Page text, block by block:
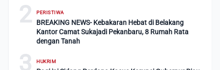
2 PERISTIWA
BREAKING NEWS- Kebakaran Hebat di Belakang
Kantor Camat Sukajadi Pekanbaru, 8 Rumah Rata
dengan Tanah
3 HUKRIM